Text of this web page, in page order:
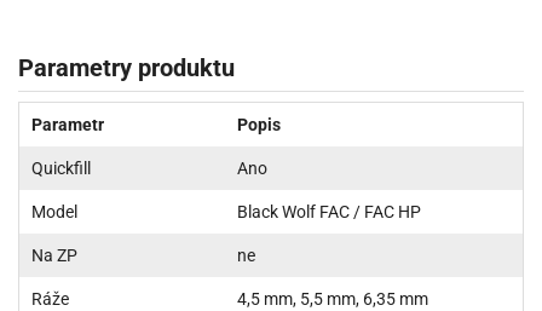
Parametry produktu
Parametr Popis
Quickfill Ano
Model Black Wolf FAC / FAC HP
Na ZP ne
Ráže 4,5 mm, 5,5 mm, 6,35 mm